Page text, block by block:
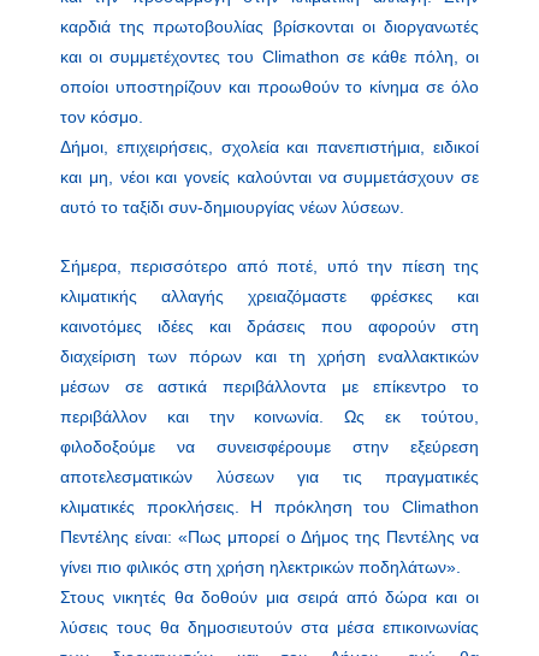
καρδιά της πρωτοβουλίας βρίσκονται οι διοργανωτές
και οι συμμετέχοντες του Climathon σε κάθε πόλη, οι
οποίοι υποστηρίζουν και προωθούν το κίνημα σε όλο
τον κόσμο.
Δήμοι, επιχειρήσεις, σχολεία και πανεπιστήμια, ειδικοί
και μη, νέοι και γονείς καλούνται να συμμετάσχουν σε
αυτό το ταξίδι συν-δημιουργίας νέων λύσεων.
Σήμερα, περισσότερο από ποτέ, υπό την πίεση της
κλιματικής αλλαγής χρειαζόμαστε φρέσκες και
καινοτόμες ιδέες και δράσεις που αφορούν στη
διαχείριση των πόρων και τη χρήση εναλλακτικών
μέσων σε αστικά περιβάλλοντα με επίκεντρο το
περιβάλλον και την κοινωνία. Ως εκ τούτου,
φιλοδοξούμε να συνεισφέρουμε στην εξεύρεση
αποτελεσματικών λύσεων για τις πραγματικές
κλιματικές προκλήσεις. Η πρόκληση του Climathon
Πεντέλης είναι: «Πως μπορεί ο Δήμος της Πεντέλης να
γίνει πιο φιλικός στη χρήση ηλεκτρικών ποδηλάτων».
Στους νικητές θα δοθούν μια σειρά από δώρα και οι
λύσεις τους θα δημοσιευτούν στα μέσα επικοινωνίας